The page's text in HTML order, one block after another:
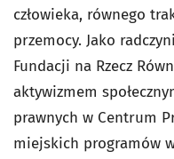
człowieka, równego
przemocy. Jako
Fundacji na Rzecz
aktywizmem
prawnych w Centrum
miejskich programów